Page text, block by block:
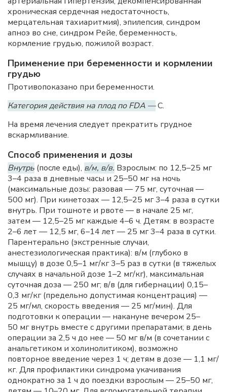
хроническая сердечная недостаточность,
мерцательная тахиаритмия), эпилепсия, синдром
апноэ во сне, синдром Рейе, беременность,
кормление грудью, пожилой возраст.
Применение при беременности и кормлении
грудью
Противопоказано при беременности.
Категория действия на плод по FDA —C.
На время лечения следует прекратить грудное
вскармливание.
Способ применения и дозы
Внутрь (после еды), в/м, в/в. Взрослым: по 12,5–25 мг
3–4 раза в дневные часы и 25–50 мг на ночь
(максимальные дозы: разовая — 75 мг, суточная —
500 мг). При кинетозах — 12,5–25 мг 3–4 раза в сутки
внутрь. При тошноте и рвоте — в начале 25 мг,
затем — 12,5–25 мг каждые 4–6 ч. Детям: в возрасте
2–6 лет — 12,5 мг, 6–14 лет — 25 мг 3–4 раза в сутки.
Парентерально (экстренные случаи,
анестезиологическая практика): в/м (глубоко в
мышцу) в дозе 0,5–1 мг/кг 3–5 раз в сутки (в тяжелых
случаях в начальной дозе 1–2 мг/кг), максимальная
суточная доза — 250 мг; в/в (для гибернации) 0,15–
0,3 мг/кг (предельно допустимая концентрация) —
25 мг/мл, скорость введения — 25 мг/мин). Для
подготовки к операции — накануне вечером 25–
50 мг внутрь вместе с другими препаратами; в день
операции за 2,5 ч до нее — 50 мг в/м (в сочетании с
анальгетиком и холинолитиком), возможно
повторное введение через 1 ч; детям в дозе — 1,1 мг/
кг. Для профилактики синдрома укачивания
однократно за 1 ч до поездки взрослым — 25–50 мг,